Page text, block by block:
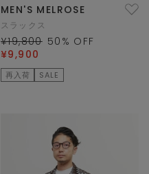
MEN'S MELROSE
スラックス
¥19,800 50 % OFF
¥9,900
再入荷 SALE